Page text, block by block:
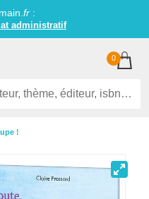
fr:
administratif
0
!